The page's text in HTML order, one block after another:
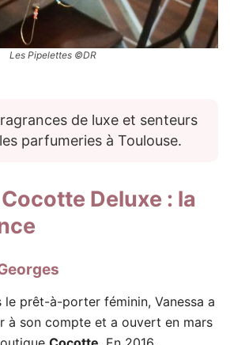
Les Pipelettes ©DR
de luxe et senteurs
parfumeries à Toulouse.
Cocotte Deluxe : la
le prêt-à-porter féminin, Vanessa a
à son compte et a ouvert en mars